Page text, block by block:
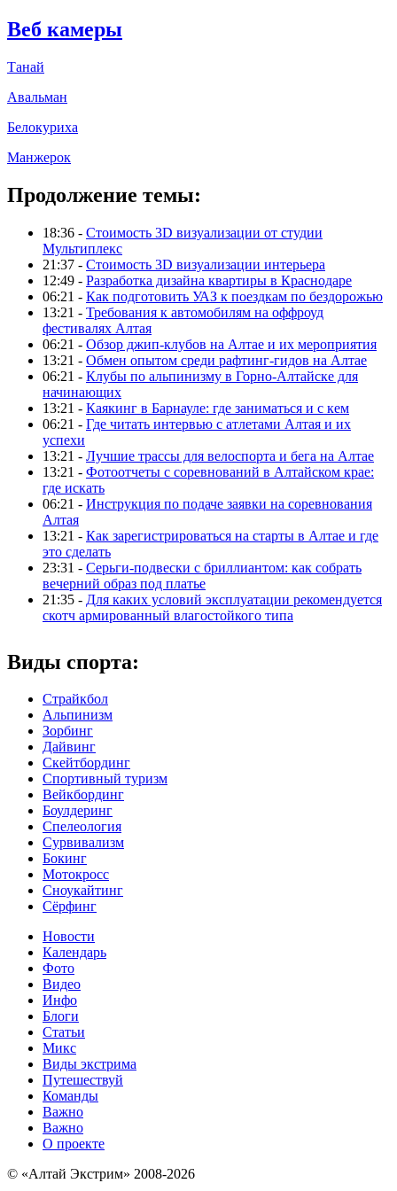
Веб камеры
Танай
Авальман
Белокуриха
Манжерок
Продолжение темы:
18:36 - Стоимость 3D визуализации от студии
Мультиплекс
21:37 - Стоимость 3D визуализации интерьера
12:49 - Разработка дизайна квартиры в Краснодаре
06:21 - Как подготовить УАЗ к поездкам по бездорожью
13:21 - Требования к автомобилям на оффроуд
фестивалях Алтая
06:21 - Обзор джип-клубов на Алтае и их мероприятия
13:21 - Обмен опытом среди рафтинг-гидов на Алтае
06:21 - Клубы по альпинизму в Горно-Алтайске для
начинающих
13:21 - Каякинг в Барнауле: где заниматься и с кем
06:21 - Где читать интервью с атлетами Алтая и их
успехи
13:21 - Лучшие трассы для велоспорта и бега на Алтае
13:21 - Фотоотчеты с соревнований в Алтайском крае:
где искать
06:21 - Инструкция по подаче заявки на соревнования
Алтая
13:21 - Как зарегистрироваться на старты в Алтае и где
это сделать
23:31 - Серьги-подвески с бриллиантом: как собрать
вечерний образ под платье
21:35 - Для каких условий эксплуатации рекомендуется
скотч армированный влагостойкого типа
Виды спорта:
Страйкбол
Альпинизм
Зорбинг
Дайвинг
Скейтбординг
Спортивный туризм‎
Вейкбординг
Боулдеринг
Спелеология
Сурвивализм
Бокинг
Мотокросс
Сноукайтинг
Сёрфинг
Новости
Календарь
Фото
Видео
Инфо
Блоги
Статьи
Микс
Виды экстрима
Путешествуй
Команды
Важно
Важно
О проекте
© «Алтай Экстрим» 2008-2026